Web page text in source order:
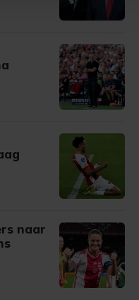
en wordt jouw
bekijken en je
naar